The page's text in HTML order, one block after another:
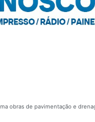
obras de pavimentação e